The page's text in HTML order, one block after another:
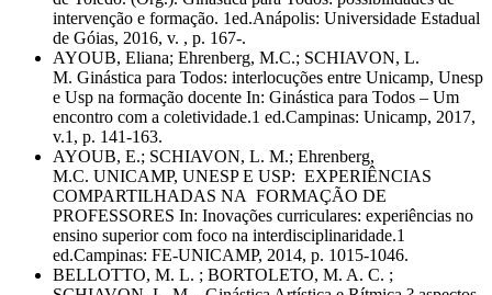
intervenção e formação. 1ed.Anápolis: Universidade Estadual
de Góias, 2016, v. , p. 167-.
AYOUB, Eliana; Ehrenberg, M.C.; SCHIAVON, L.
M. Ginástica para Todos: interlocuções entre Unicamp, Unesp
e Usp na formação docente In: Ginástica para Todos – Um
encontro com a coletividade.1 ed.Campinas: Unicamp, 2017,
v.1, p. 141-163.
AYOUB, E.; SCHIAVON, L. M.; Ehrenberg,
M.C. UNICAMP, UNESP E USP: EXPERIÊNCIAS
COMPARTILHADAS NA FORMAÇÃO DE
PROFESSORES In: Inovações curriculares: experiências no
ensino superior com foco na interdisciplinaridade.1
ed.Campinas: FE-UNICAMP, 2014, p. 1015-1046.
BELLOTTO, M. L. ; BORTOLETO, M. A. C. ;